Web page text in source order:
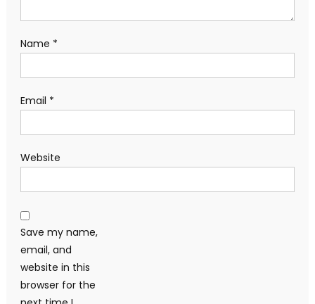
Name *
Email *
Website
Save my name,
email, and
website in this
browser for the